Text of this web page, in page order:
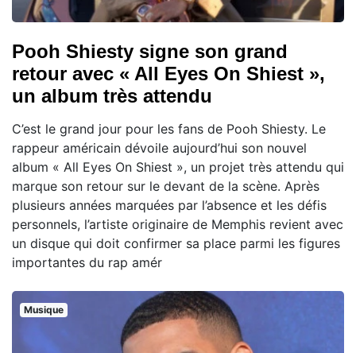
Pooh Shiesty signe son grand
retour avec « All Eyes On Shiest »,
un album très attendu
C’est le grand jour pour les fans de Pooh Shiesty. Le
rappeur américain dévoile aujourd’hui son nouvel
album « All Eyes On Shiest », un projet très attendu qui
marque son retour sur le devant de la scène. Après
plusieurs années marquées par l’absence et les défis
personnels, l’artiste originaire de Memphis revient avec
un disque qui doit confirmer sa place parmi les figures
importantes du rap amér
Musique